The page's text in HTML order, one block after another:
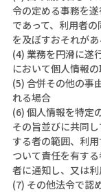
令の定める事務を
であって、利用者
を及ぼすおそれが
(4) 業務を円滑に遂
において個人情報
(5) 合併その他の事
れる場合
(6) 個人情報を特定
その旨並びに共同
する者の範囲、利
ついて責任を有す
者に通知し、又は
(7) その他法令で認